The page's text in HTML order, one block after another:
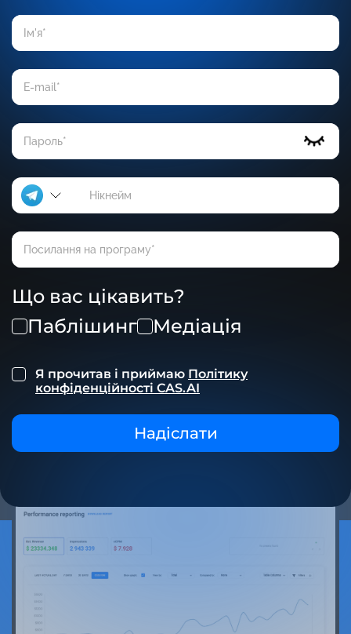
Що вас цікавить?
Паблішинг
Медіація
Я прочитав і приймаю Політику
конфіденційності CAS.AI
Надіслати